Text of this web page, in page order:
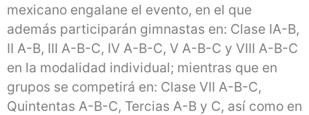
mexicano engalane el evento, en el que
además participarán gimnastas en: Clase IA-B,
II A-B, III A-B-C, IV A-B-C, V A-B-C y VIII A-B-C
en la modalidad individual; mientras que en
grupos se competirá en: Clase VII A-B-C,
Quintentas A-B-C, Tercias A-B y C, así como en